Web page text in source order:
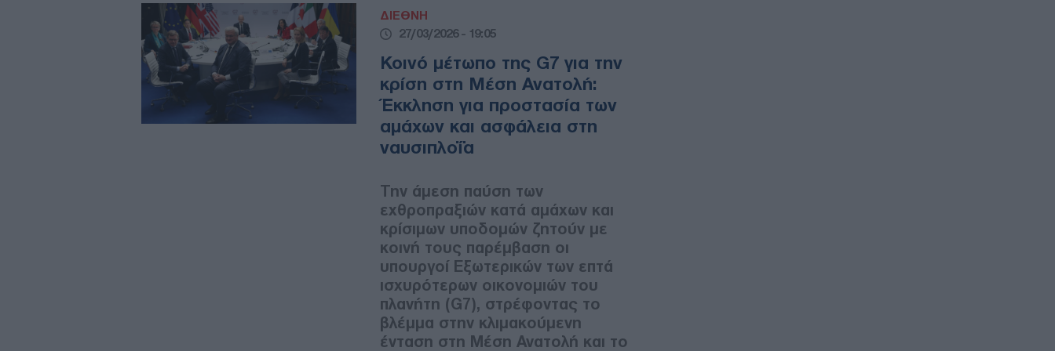
ΔΙΕΘΝΗ
27/03/2026 - 19:05
Κοινό μέτωπο της G7 για την
κρίση στη Μέση Ανατολή:
Έκκληση για προστασία των
αμάχων και ασφάλεια στη
ναυσιπλοΐα
Την άμεση παύση των
εχθροπραξιών κατά αμάχων και
κρίσιμων υποδομών ζητούν με
κοινή τους παρέμβαση οι
υπουργοί Εξωτερικών των επτά
ισχυρότερων οικονομιών του
πλανήτη (G7), στρέφοντας το
βλέμμα στην κλιμακούμενη
ένταση στη Μέση Ανατολή και το